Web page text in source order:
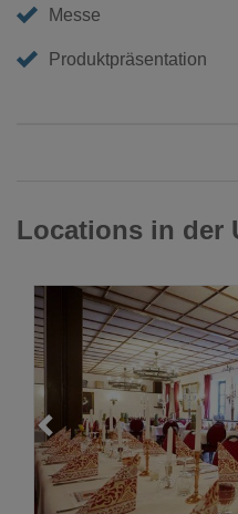
Messe
Produktpräsentation
Locations in der